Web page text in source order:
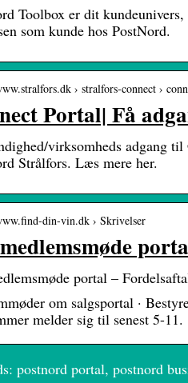
Toolbox er dit
som kunde hos PostNord.
› stralfors-connect ›
Portal| Få
virksomheds adgang
Strålfors. Læs mere her.
din-vin.dk › Skrivelser
portal –
om salgsportal ·
melder sig til senest 5-
postnord portal, postnord